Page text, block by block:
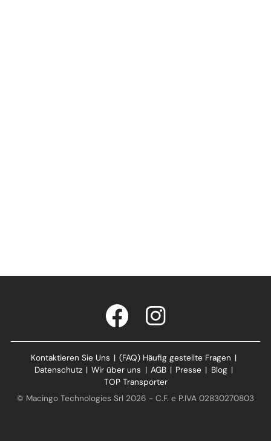
Kontaktieren Sie Uns | (FAQ) Häufig gestellte Fragen |
Datenschutz | Wir über uns | AGB | Presse | Blog |
TOP Transporter
© Macingo Technologies Srl 2026 - C.F. e P.IVA 02830270803